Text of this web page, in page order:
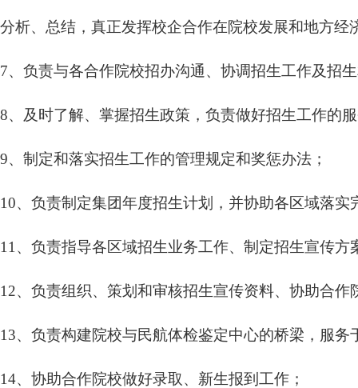
分析、总结，真正发挥校企合作在院校发展和地方经
7、负责与各合作院校招办沟通、协调招生工作及招
8、及时了解、掌握招生政策，负责做好招生工作的
9、制定和落实招生工作的管理规定和奖惩办法；
10、负责制定集团年度招生计划，并协助各区域落实
11、负责指导各区域招生业务工作、制定招生宣传
12、负责组织、策划和审核招生宣传资料、协助合
13、负责构建院校与民航体检鉴定中心的桥梁，服
14、协助合作院校做好录取、新生报到工作；